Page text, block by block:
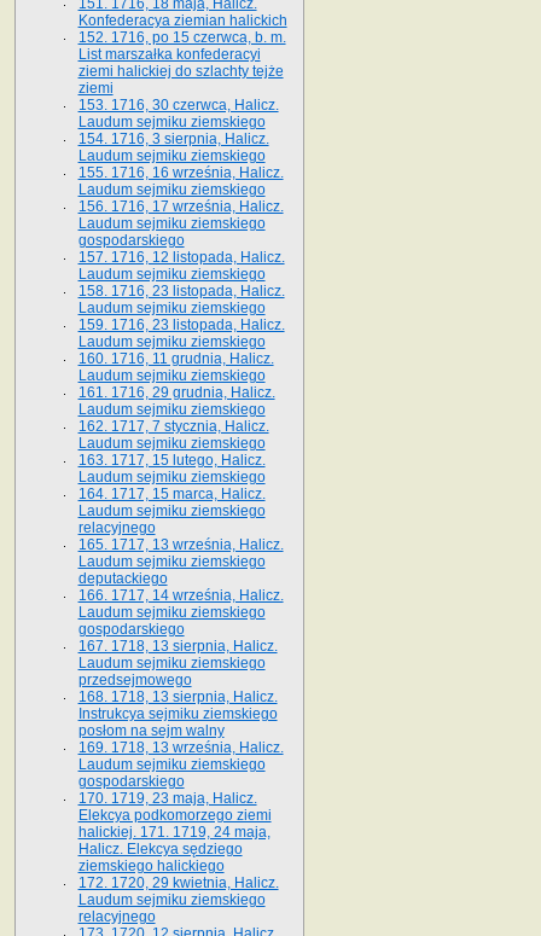
151. 1716, 18 maja, Halicz.
Konfederacya ziemian halickich
152. 1716, po 15 czerwca, b. m.
List marszałka konfederacyi
ziemi halickiej do szlachty tejże
ziemi
153. 1716, 30 czerwca, Halicz.
Laudum sejmiku ziemskiego
154. 1716, 3 sierpnia, Halicz.
Laudum sejmiku ziemskiego
155. 1716, 16 września, Halicz.
Laudum sejmiku ziemskiego
156. 1716, 17 września, Halicz.
Laudum sejmiku ziemskiego
gospodarskiego
157. 1716, 12 listopada, Halicz.
Laudum sejmiku ziemskiego
158. 1716, 23 listopada, Halicz.
Laudum sejmiku ziemskiego
159. 1716, 23 listopada, Halicz.
Laudum sejmiku ziemskiego
160. 1716, 11 grudnia, Halicz.
Laudum sejmiku ziemskiego
161. 1716, 29 grudnia, Halicz.
Laudum sejmiku ziemskiego
162. 1717, 7 stycznia, Halicz.
Laudum sejmiku ziemskiego
163. 1717, 15 lutego, Halicz.
Laudum sejmiku ziemskiego
164. 1717, 15 marca, Halicz.
Laudum sejmiku ziemskiego
relacyjnego
165. 1717, 13 września, Halicz.
Laudum sejmiku ziemskiego
deputackiego
166. 1717, 14 września, Halicz.
Laudum sejmiku ziemskiego
gospodarskiego
167. 1718, 13 sierpnia, Halicz.
Laudum sejmiku ziemskiego
przedsejmowego
168. 1718, 13 sierpnia, Halicz.
Instrukcya sejmiku ziemskiego
posłom na sejm walny
169. 1718, 13 września, Halicz.
Laudum sejmiku ziemskiego
gospodarskiego
170. 1719, 23 maja, Halicz.
Elekcya podkomorzego ziemi
halickiej. 171. 1719, 24 maja,
Halicz. Elekcya sędziego
ziemskiego halickiego
172. 1720, 29 kwietnia, Halicz.
Laudum sejmiku ziemskiego
relacyjnego